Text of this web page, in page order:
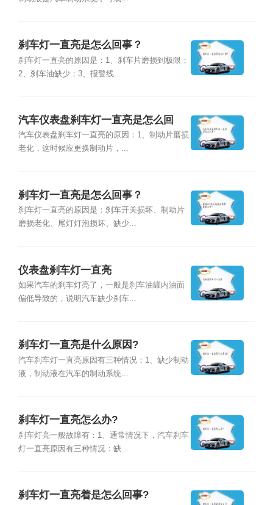
刹车灯一直亮是怎么回事？
刹车灯一直亮的原因是：1、刹车片磨损到极限；
2、刹车油缺少；3、报警线...
汽车仪表盘刹车灯一直亮是怎么回
事？
汽车仪表盘刹车灯一直亮的原因：1、制动片磨损
老化，这时候应更换制动片，...
刹车灯一直亮是怎么回事？
刹车灯一直亮的原因是：刹车开关损坏、制动片
磨损老化、尾灯灯泡损坏、缺少...
仪表盘刹车灯一直亮
如果汽车的刹车灯亮了，一般是刹车油罐内油面
偏低导致的，说明汽车缺少刹车...
刹车灯一直亮是什么原因?
汽车刹车灯一直亮原因有三种情况：1、缺少制动
液，制动液在汽车的制动系统...
刹车灯一直亮怎么办?
刹车灯亮一般故障有：1、通常情况下，汽车刹车
灯一直亮原因有三种情况：缺...
刹车灯一直亮着是怎么回事?